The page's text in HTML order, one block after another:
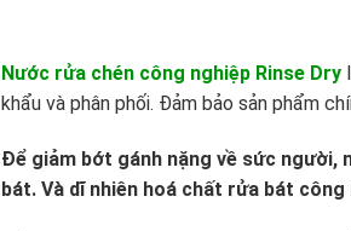
Nước rửa chén công nghiệp Rinse Dry
khẩu và phân phối. Đảm bảo sản phẩm
Để giảm bớt gánh nặng về sức người,
bát. Và dĩ nhiên hoá chất rửa bát